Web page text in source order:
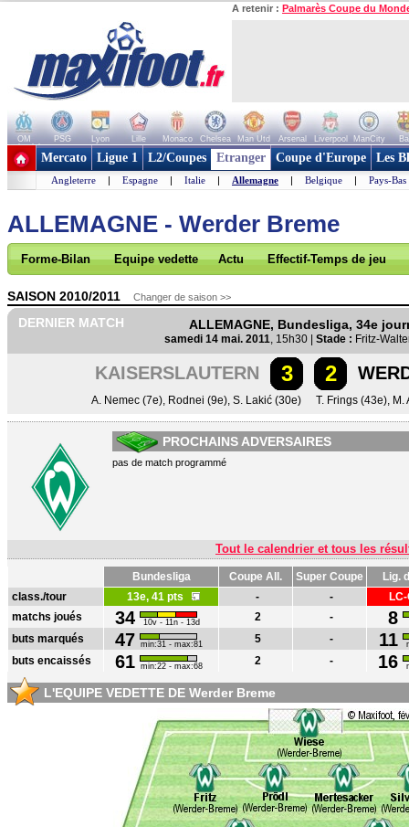
A retenir : Palmarès Coupe du
OM PSG Lyon Lille Monaco Chelsea Man Utd Arsenal Liverpool ManCity
+ de clubs
Mercato Ligue 1 L2/Coupes Etranger Coupe d'Europe Les
Angleterre | Espagne | Italie | Allemagne | Belgique | Pays-Bas
ALLEMAGNE - Werder Breme
Forme-Bilan Equipe vedette Actu Effectif-Temps de jeu
SAISON 2010/2011 Changer de saison >>
DERNIER MATCH ALLEMAGNE, Bundesliga, 34e
samedi 14 mai. 2011, 15h30 | Stade : Fritz-
KAISERSLAUTERN 3 2
A. Nemec (7e), Rodnei (9e), S. Lakić (30e) T. Frings (43e), M.
PROCHAINS ADVERSAIRES
pas de match programmé
Tout le calendrier et tous les
Bundesliga Coupe All. Super Coupe
Lig.
class./tour
13e, 41 pts - -
matchs joués
34 10v - 11n - 13d 2 - 8
buts marqués 47 min:31 - max:81 5 - 11
buts encaissés 61 min:22 - max:68 2 - 16
L'EQUIPE VEDETTE DE Werder Breme